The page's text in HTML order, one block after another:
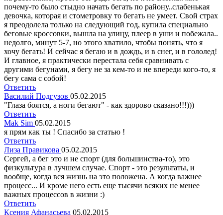
почему-то было стыдно начать бегать по району..слабенькая
девочка, которая и стометровку то бегать не умеет. Свой страх
я преодолела только на следующий год, купила специально
беговые кроссовки, вышла на улицу, плеер в уши и побежала..
недолго, минут 5-7, но этого хватило, чтобы понять, что я
хочу бегать! И сейчас я бегаю и в дождь, и в снег, и в гололед!
И главное, я практически перестала себя сравнивать с
другими бегунами, я бегу не за кем-то и не впереди кого-то, я
бегу сама с собой!
Ответить
Василий Подгузов 05.02.2015
"Глаза боятся, а ноги бегают" - как здорово сказано!!!)))
Ответить
Mak Sim 05.02.2015
я прям как ты ! Спасибо за статью !
Ответить
Лиза Правикова 05.02.2015
Сергей, а бег это и не спорт (для большинства-то), это
физкультура в лучшем случае. Спорт - это результаты, и
вообще, когда вся жизнь на это положена. А когда важнее
процесс... И кроме него есть еще тысячи всяких не менее
важных процессов в жизни :)
Ответить
Ксения Афанасьева 05.02.2015